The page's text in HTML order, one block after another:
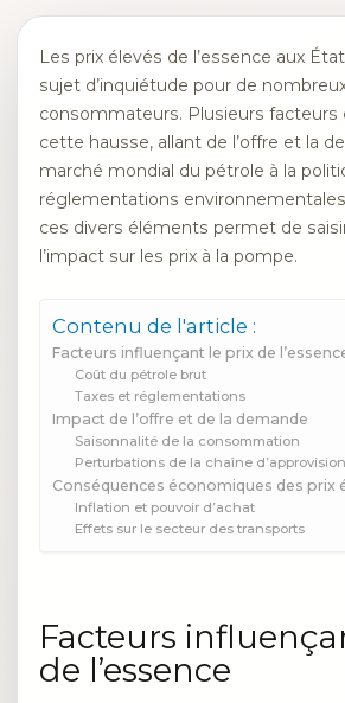
Les prix élevés de l’essence aux
sujet d’inquiétude pour de
consommateurs. Plusieurs facteurs
cette hausse, allant de l’offre et la
marché mondial du pétrole à la
réglementations
ces divers éléments permet de
l’impact sur les prix à la pompe.
Contenu de l'article :
Facteurs influençant le prix de
Coût du pétrole brut
Taxes et réglementations
Impact de l’offre et de la demande
Saisonnalité de la consommation
Perturbations de la chaîne
Conséquences économiques des prix
Inflation et pouvoir d’achat
Effets sur le secteur des transports
Facteurs
de l’essence